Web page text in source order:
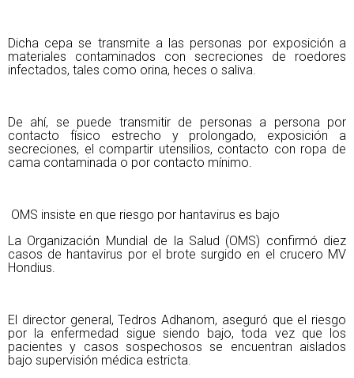
Dicha cepa se transmite a las personas por exposición a
materiales contaminados con secreciones de roedores
infectados, tales como orina, heces o saliva.
De ahí, se puede transmitir de personas a persona por
contacto físico estrecho y prolongado, exposición a
secreciones, el compartir utensilios, contacto con ropa de
cama contaminada o por contacto mínimo.
OMS insiste en que riesgo por hantavirus es bajo
La Organización Mundial de la Salud (OMS) confirmó diez
casos de hantavirus por el brote surgido en el crucero MV
Hondius.
El director general, Tedros Adhanom, aseguró que el riesgo
por la enfermedad sigue siendo bajo, toda vez que los
pacientes y casos sospechosos se encuentran aislados
bajo supervisión médica estricta.